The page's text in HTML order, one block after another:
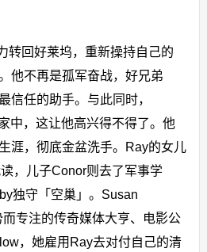
转回好莱坞，重新操持自己的
他不再是孤军奋战，好兄弟
信任的助手。与此同时，
中，这让他高兴得不得了。他
涯，彻底金盆洗手。Ray的女儿
，儿子Conor则去了军事学
独守「空巢」。Susan
专注的传奇媒体大亨、电影公
，她雇用Ray去对付自己的清